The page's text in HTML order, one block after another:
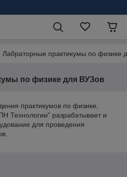
Лабраторные практикумы по физике
по физике для ВУЗов
практикумов по физике,
Технологии" разрабатывает и
для проведения